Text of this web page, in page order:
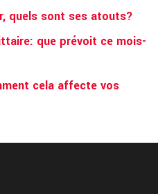
quels sont ses atouts?
que prévoit ce mois-
cela affecte vos